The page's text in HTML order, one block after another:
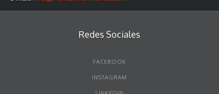
Redes Sociales
FACEBOOK
INSTAGRAM